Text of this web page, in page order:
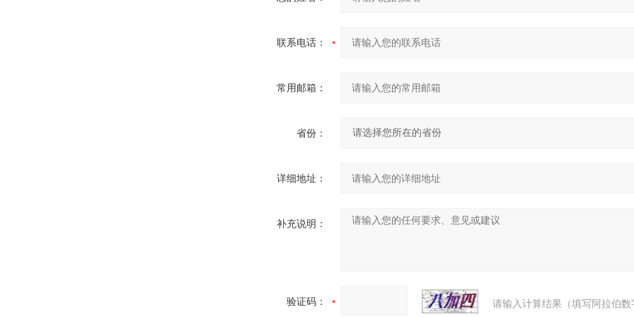
联系电话：
常用邮箱：
省份：
详细地址：
补充说明：
验证码： 请输入计算结果（填写阿拉伯